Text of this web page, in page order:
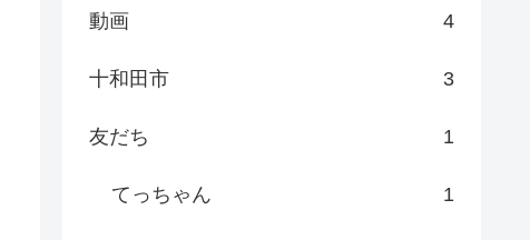
動画 4
十和田市 3
友だち 1
てっちゃん 1